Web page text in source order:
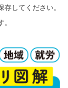
してください。